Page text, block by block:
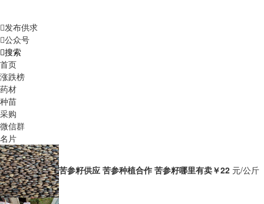
发布供求
公众号
搜索
首页
涨跌榜
药材
种苗
采购
微信群
名片
苦参籽供应 苦参种植合作 苦参籽哪里有卖￥22 元/公斤